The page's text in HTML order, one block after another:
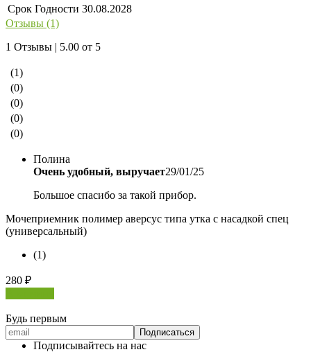
Срок Годности 30.08.2028
Отзывы (1)
1 Отзывы | 5.00 от 5
(1)
(0)
(0)
(0)
(0)
Полина
Очень удобный, выручает29/01/25
Большое спасибо за такой прибор.
Мочеприемник полимер аверсус типа утка с насадкой спец
(универсальный)
(1)
280 ₽
Будь первым
Подписывайтесь на нас